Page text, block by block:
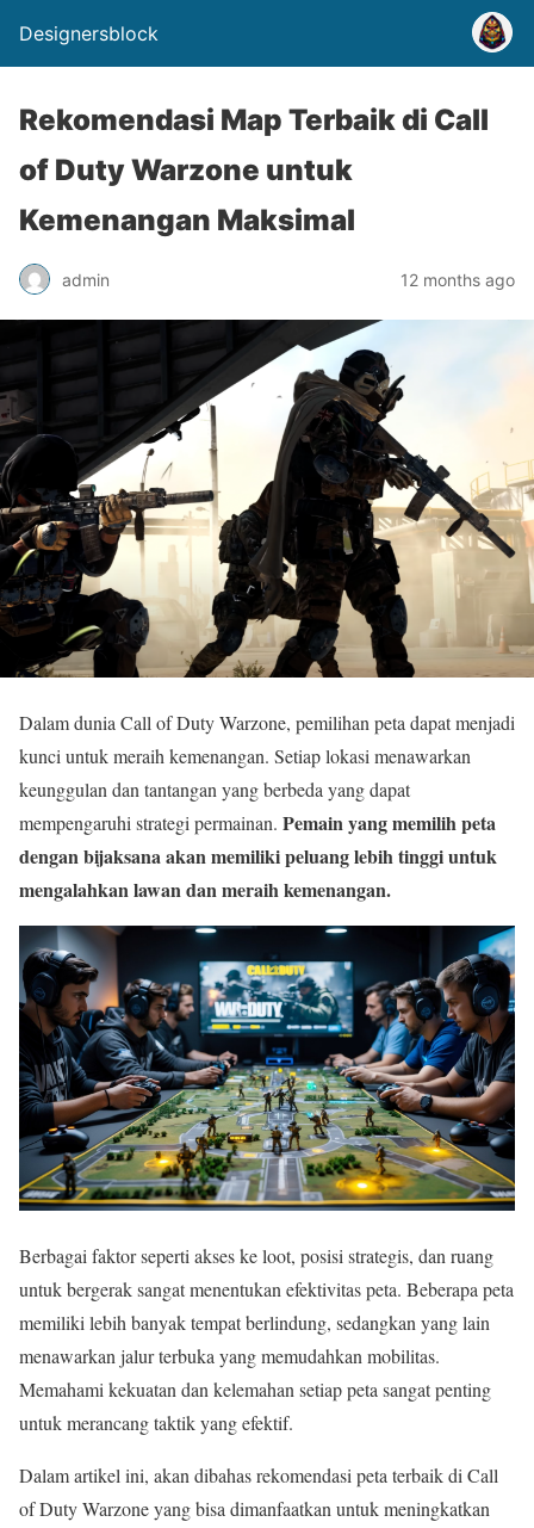
Designersblock
Rekomendasi Map Terbaik di Call
of Duty Warzone untuk
Kemenangan Maksimal
admin 12 months ago
Dalam dunia Call of Duty Warzone, pemilihan peta dapat menjadi
kunci untuk meraih kemenangan. Setiap lokasi menawarkan
keunggulan dan tantangan yang berbeda yang dapat
mempengaruhi strategi permainan. Pemain yang memilih peta
dengan bijaksana akan memiliki peluang lebih tinggi untuk
mengalahkan lawan dan meraih kemenangan.
Berbagai faktor seperti akses ke loot, posisi strategis, dan ruang
untuk bergerak sangat menentukan efektivitas peta. Beberapa peta
memiliki lebih banyak tempat berlindung, sedangkan yang lain
menawarkan jalur terbuka yang memudahkan mobilitas.
Memahami kekuatan dan kelemahan setiap peta sangat penting
untuk merancang taktik yang efektif.
Dalam artikel ini, akan dibahas rekomendasi peta terbaik di Call
of Duty Warzone yang bisa dimanfaatkan untuk meningkatkan